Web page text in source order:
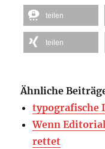
teilen
teilen
Ähnliche
typografische
Wenn
rettet